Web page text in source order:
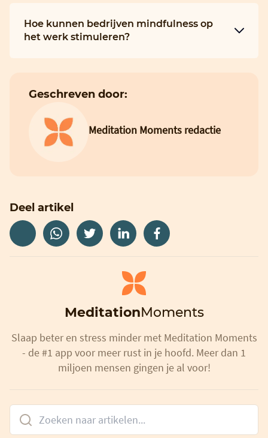
Hoe kunnen bedrijven mindfulness op
het werk stimuleren?
Geschreven door:
Meditation Moments redactie
Deel artikel
MeditationMoments
Slaap beter en stress minder met Meditation Moments
- de #1 app voor meer rust in je hoofd. Meer dan 1
miljoen mensen gingen je al voor!